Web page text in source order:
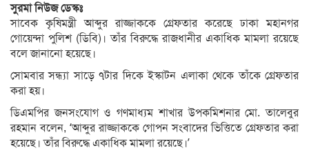
সুরমা নিউজ ডেস্কঃ
সাবেক কৃষিমন্ত্রী আব্দুর রাজ্জাককে গ্রেফতার করেছে ঢাকা মহানগর
গোয়েন্দা পুলিশ (ডিবি)। তাঁর বিরুদ্ধে রাজধানীর একাধিক মামলা রয়েছে
বলে জানানো হয়েছে।
সোমবার সন্ধ্যা সাড়ে ৭টার দিকে ইস্কাটন এলাকা থেকে তাঁকে গ্রেফতার
করা হয়।
ডিএমপির জনসংযোগ ও গণমাধ্যম শাখার উপকমিশনার মো. তালেবুর
রহমান বলেন, ‘আব্দুর রাজ্জাককে গোপন সংবাদের ভিত্তিতে গ্রেফতার করা
হয়েছে। তাঁর বিরুদ্ধে একাধিক মামলা রয়েছে।’